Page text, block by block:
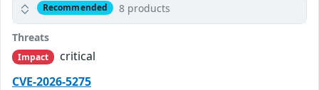
Recommended 8 products
Threats
Impact
critical
CVE-2026-5275